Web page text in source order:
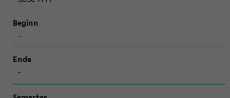
-
-